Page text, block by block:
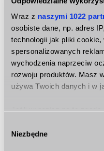
Wraz z naszymi 1022
osobiste dane, np. adres
technologii jak pliki
spersonalizowanych
wychodzenia naprzeciw
rozwoju produktów. Masz
używa Twoich danych i w
Jeśli wyrazisz na to
geograficznej z
zgody
Niezbędne
naprawdę bardzo
różnica to ilość
pożyczki bankowej
ilość dokumentów,
zwykle dużo czasu.
online wymaga
formularza na
jest kwota
starać się nawet o
przypadku